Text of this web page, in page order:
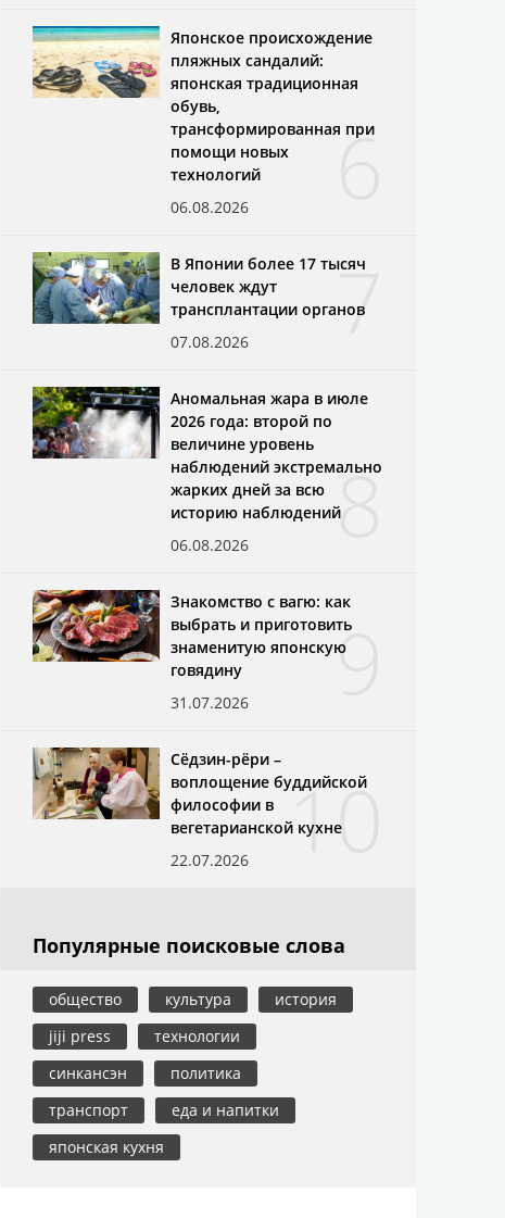
6
Японское происхождение
пляжных сандалий:
японская традиционная
обувь,
трансформированная при
помощи новых
технологий
06.08.2026
7
В Японии более 17 тысяч
человек ждут
трансплантации органов
07.08.2026
8
Аномальная жара в июле
2026 года: второй по
величине уровень
наблюдений экстремально
жарких дней за всю
историю наблюдений
06.08.2026
9
Знакомство с вагю: как
выбрать и приготовить
знаменитую японскую
говядину
31.07.2026
10
Сёдзин-рёри –
воплощение буддийской
философии в
вегетарианской кухне
22.07.2026
Популярные поисковые слова
общество культура
история
jiji press
технологии
синкансэн
политика
транспорт
еда и напитки
японская кухня